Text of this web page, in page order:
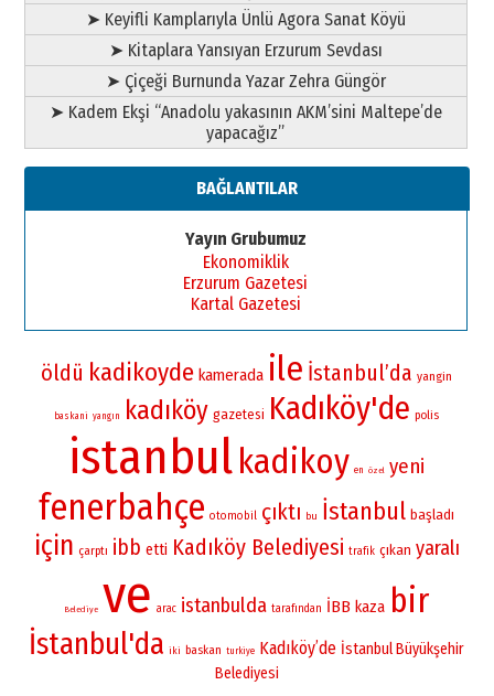
➤ Keyifli Kamplarıyla Ünlü Agora Sanat Köyü
➤ Kitaplara Yansıyan Erzurum Sevdası
➤ Çiçeği Burnunda Yazar Zehra Güngör
➤ Kadem Ekşi “Anadolu yakasının AKM’sini Maltepe’de
yapacağız”
BAĞLANTILAR
Yayın Grubumuz
Ekonomiklik
Erzurum Gazetesi
Kartal Gazetesi
öldü kadikoyde kamerada ile İstanbul’da yangin
baskani yangın kadıköy gazetesi Kadıköy'de polis
istanbulkadikoy en özel yeni
fenerbahçe otomobil çıktı bu İstanbul başladı
için çarptı ibb etti Kadıköy Belediyesi trafik çıkan yaralı
Belediye ve arac istanbulda tarafından İBB kaza bir
İstanbul'da iki baskan turkiye Kadıköy’de İstanbul Büyükşehir
Belediyesi